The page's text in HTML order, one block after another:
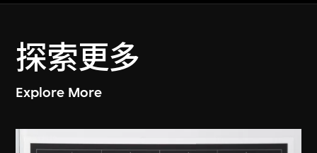
探索更多
Explore More